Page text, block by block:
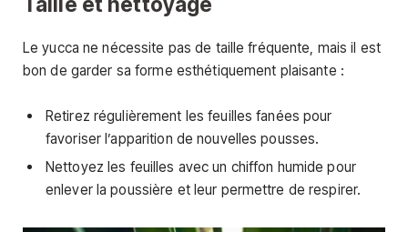
Le yucca ne nécessite pas de taille fréquente, mais il est
bon de garder sa forme esthétiquement plaisante :
Retirez régulièrement les feuilles fanées pour
favoriser l’apparition de nouvelles pousses.
Nettoyez les feuilles avec un chiffon humide pour
enlever la poussière et leur permettre de respirer.